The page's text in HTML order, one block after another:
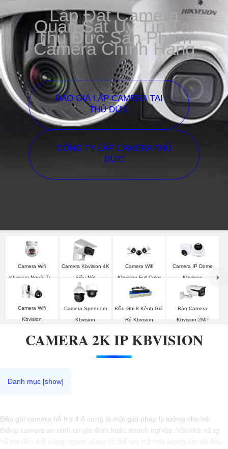
Lắp Đặt Camera
Quan Sát Uy Tín Tại
Thủ Đức Sản Phẩm
Camera Chính Hãng
BÁO GIÁ LẮP CAMERA TẠI
THỦ ĐỨC
CÔNG TY LẮP CAMERA THỦ
ĐỨC
Camera Wifi
Kbvision Ngoài Trời
360
Camera Kbvision 4K
Siêu Nét
Camera Wifi
Kbvision Full Color
Camera IP Dome
Kbviison
Camera Wifi
Kbvision
Camera Speedom
Kbvision
Đầu Ghi 8 Kênh Giá
Rẻ Kbvision
Bán Camera
Kbvision 2MP
CAMERA 2K IP KBVISION
Đầu ghi camera hỗ trợ 4 ổ cứng là một giải pháp lý tưởng cho hệ
thống camera an ninh tại gia đình hoặc doanh nghiệp. Với khả năng